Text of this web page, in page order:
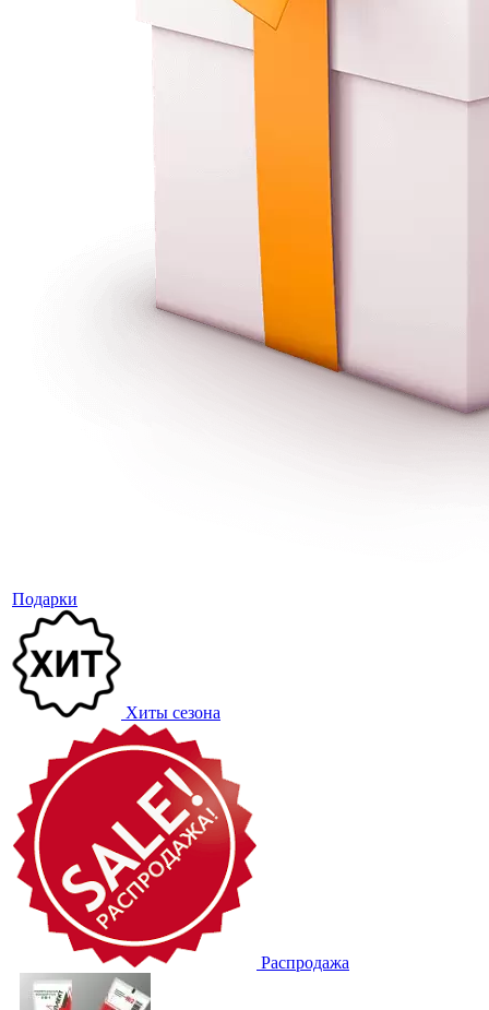
Подарки
Хиты сезона
Распродажа